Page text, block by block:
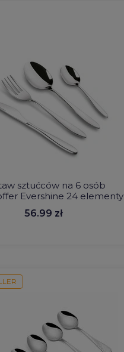
sztućców na 6 osób
Evershine 24 elementy
56.99 zł